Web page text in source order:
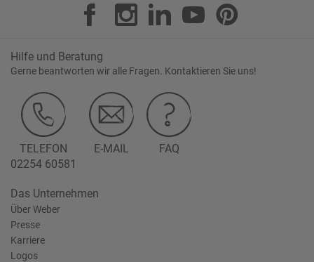
Hilfe und Beratung
Gerne beantworten wir alle Fragen. Kontaktieren Sie uns!
TELEFON
02254 60581
E-MAIL FAQ
Das Unternehmen
Über Weber
Presse
Karriere
Logos